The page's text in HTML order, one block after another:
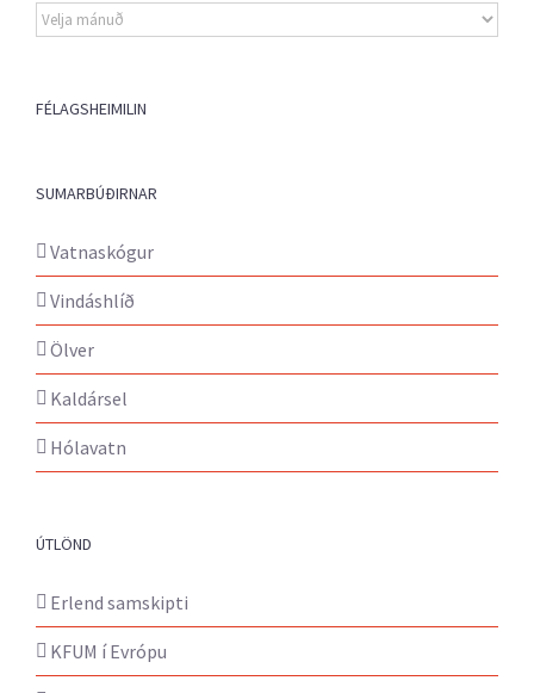
Eldri
fréttir
FÉLAGSHEIMILIN
SUMARBÚÐIRNAR
Vatnaskógur
Vindáshlíð
Ölver
Kaldársel
Hólavatn
ÚTLÖND
Erlend samskipti
KFUM í Evrópu